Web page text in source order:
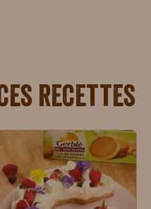
recettes